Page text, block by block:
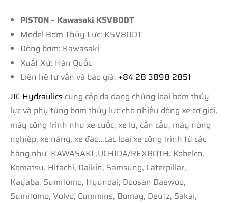
PISTON – Kawasaki K5V80DT
Model Bơm Thủy Lực: K5V80DT
Dòng bơm: Kawasaki
Xuất Xứ: Hàn Quốc
Liên hệ tư vấn và báo giá: +84 28 3898 2851
JIC Hydraulics cung cấp đa dạng chủng loại bơm thủy
lực và phụ tùng bơm thủy lực cho nhiều dòng xe cơ giới,
máy công trình như xe cuốc, xe lu, cần cẩu, máy nông
nghiệp, xe nâng, xe đào…các loại xe công trình từ các
hãng như KAWASAKI ,UCHIDA/REXROTH, Kobelco,
Komatsu, Hitachi, Daikin, Samsung, Caterpillar,
Kayaba, Sumitomo, Hyundai, Doosan Daewoo,
Sumitomo, Volvo, Cummins, Bomag, Deutz, Sakai,